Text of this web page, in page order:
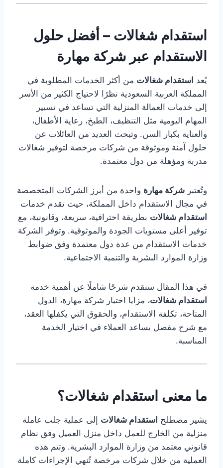
استقدام شغالات – أفضل حلول
الاستقدام عبر شركة مهارة
يُعد استقدام شغالات من أكثر الخدمات المطلوبة في
المملكة العربية السعودية نظرًا لاحتياج الكثير من الأسر
إلى خدمات العمالة المنزلية التي تساعد في تسيير
المهام اليومية مثل التنظيف، الطبخ، رعاية الأطفال،
والعناية بكبار السن. وتبحث العديد من العائلات عن
حلول آمنة وموثوقة من شركات مرخصة لتوفير شغالات
مدربة ومؤهلة من دول معتمدة.
وتُعتبر شركة مهارة واحدة من أبرز الشركات المتخصصة
في مجال الاستقدام داخل المملكة، حيث تقدم خدمات
استقدام شغالات بطريقة احترافية، سريعة، وقانونية، مع
توفير أعلى مستويات الجودة والموثوقية. وتوفر الشركة
خدمات الاستقدام من عدة دول معتمدة وفق ضوابط
وزارة الموارد البشرية والتنمية الاجتماعية.
في هذا المقال سنقدم شرحًا شاملًا عن أهمية خدمة
استقدام شغالات، مزايا اختيار شركة مهارة، الدول
المتاحة، تكلفة الاستقدام، والحقوق التي يكفلها العقد،
مع شرح مفصل يساعد العملاء في اختيار الخدمة
المناسبة.
ما معنى استقدام شغالات؟
يشير مصطلح استقدام شغالات إلى عملية جلب عاملة
منزلية من الخارج للعمل داخل منزل العميل وفق نظام
قانوني معتمد من وزارة الموارد البشرية. وتتم هذه
العملية من خلال شركات مرخصة تُنهي الإجراءات كاملة